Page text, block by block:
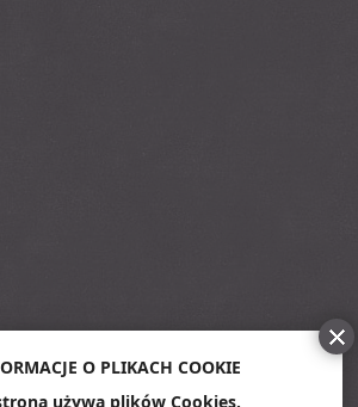
O PLIKACH COOKIE
używa plików Cookies.